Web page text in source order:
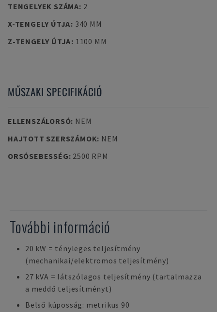
TENGELYEK SZÁMA: 2
X-TENGELY ÚTJA: 340 MM
Z-TENGELY ÚTJA: 1100 MM
MŰSZAKI SPECIFIKÁCIÓ
ELLENSZÁLORSÓ: NEM
HAJTOTT SZERSZÁMOK: NEM
ORSÓSEBESSÉG: 2500 RPM
További információ
20 kW = tényleges teljesítmény
(mechanikai/elektromos teljesítmény)
27 kVA = látszólagos teljesítmény (tartalmazza
a meddő teljesítményt)
Belső kúposság: metrikus 90